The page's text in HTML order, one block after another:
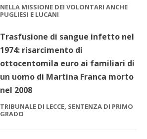
NELLA MISSIONE DEI VOLONTARI ANCHE
PUGLIESI E LUCANI
Trasfusione di sangue infetto nel
1974: risarcimento di
ottocentomila euro ai familiari di
un uomo di Martina Franca morto
nel 2008
TRIBUNALE DI LECCE, SENTENZA DI PRIMO
GRADO